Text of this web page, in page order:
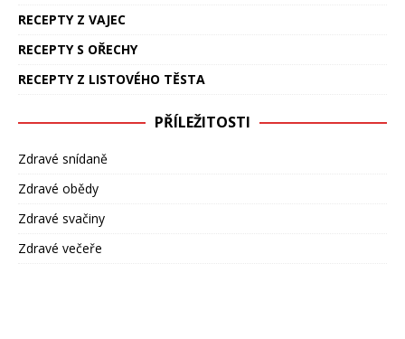
RECEPTY Z VAJEC
RECEPTY S OŘECHY
RECEPTY Z LISTOVÉHO TĚSTA
PŘÍLEŽITOSTI
Zdravé snídaně
Zdravé obědy
Zdravé svačiny
Zdravé večeře